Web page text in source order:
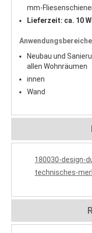
mm-
Lieferzeit: ca. 10
Neubau und
allen Wohnräumen
innen
Wand
180030-design-
technisches-